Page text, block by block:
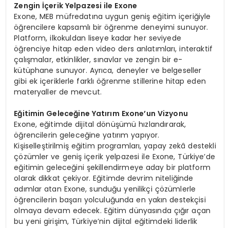
Zengin İçerik Yelpazesi ile Exone
Exone, MEB müfredatına uygun geniş eğitim içeriğiyle
öğrencilere kapsamlı bir öğrenme deneyimi sunuyor.
Platform, ilkokuldan liseye kadar her seviyede
öğrenciye hitap eden video ders anlatımları, interaktif
çalışmalar, etkinlikler, sınavlar ve zengin bir e-
kütüphane sunuyor. Ayrıca, deneyler ve belgeseller
gibi ek içeriklerle farklı öğrenme stillerine hitap eden
materyaller de mevcut.
Eğitimin Geleceğine Yatırım Exone’un Vizyonu
Exone, eğitimde dijital dönüşümü hızlandırarak,
öğrencilerin geleceğine yatırım yapıyor.
Kişiselleştirilmiş eğitim programları, yapay zekâ destekli
çözümler ve geniş içerik yelpazesi ile Exone, Türkiye’de
eğitimin geleceğini şekillendirmeye aday bir platform
olarak dikkat çekiyor. Eğitimde devrim niteliğinde
adımlar atan Exone, sunduğu yenilikçi çözümlerle
öğrencilerin başarı yolculuğunda en yakın destekçisi
olmaya devam edecek. Eğitim dünyasında çığır açan
bu yeni girişim, Türkiye’nin dijital eğitimdeki liderlik